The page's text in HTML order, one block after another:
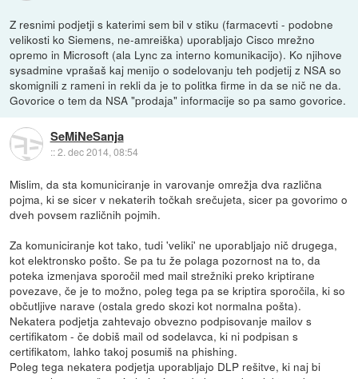
Z resnimi podjetji s katerimi sem bil v stiku (farmacevti - podobne
velikosti ko Siemens, ne-amreiška) uporabljajo Cisco mrežno
opremo in Microsoft (ala Lync za interno komunikacijo). Ko njihove
sysadmine vprašaš kaj menijo o sodelovanju teh podjetij z NSA so
skomignili z rameni in rekli da je to politka firme in da se nič ne da.
Govorice o tem da NSA "prodaja" informacije so pa samo govorice.
SeMiNeSanja
::2. dec 2014, 08:54
Mislim, da sta komuniciranje in varovanje omrežja dva različna
pojma, ki se sicer v nekaterih točkah srečujeta, sicer pa govorimo o
dveh povsem različnih pojmih.
Za komuniciranje kot tako, tudi 'veliki' ne uporabljajo nič drugega,
kot elektronsko pošto. Se pa tu že polaga pozornost na to, da
poteka izmenjava sporočil med mail strežniki preko kriptirane
povezave, če je to možno, poleg tega pa se kriptira sporočila, ki so
občutljive narave (ostala gredo skozi kot normalna pošta).
Nekatera podjetja zahtevajo obvezno podpisovanje mailov s
certifikatom - če dobiš mail od sodelavca, ki ni podpisan s
certifikatom, lahko takoj posumiš na phishing.
Poleg tega nekatera podjetja uporabljajo DLP rešitve, ki naj bi